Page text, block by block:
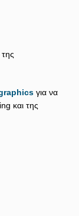
για να
και της